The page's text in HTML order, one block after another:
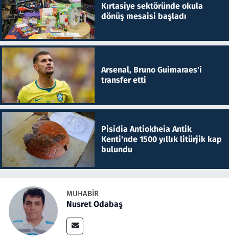
Kırtasiye sektöründe okula
dönüş mesaisi başladı
Arsenal, Bruno Guimaraes'i
transfer etti
Pisidia Antiokheia Antik
Kenti'nde 1500 yıllık litürjik kap
bulundu
MUHABIR
Nusret Odabaş